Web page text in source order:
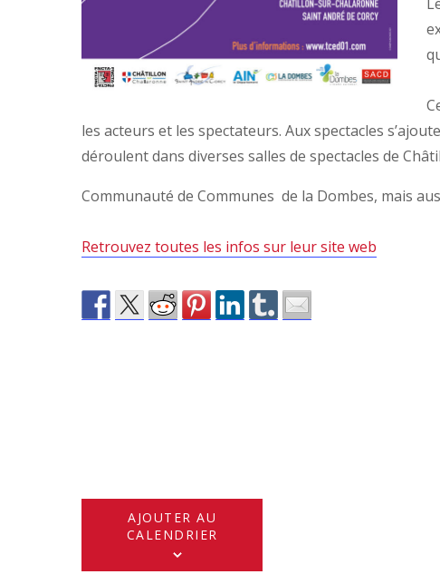
les acteurs et les spectateurs. Aux spectacles
déroulent dans diverses salles de spectacles de
Communauté de Communes de la Dombes, mais
Retrouvez toutes les infos sur leur site web
AJOUTER AU
CALENDRIER